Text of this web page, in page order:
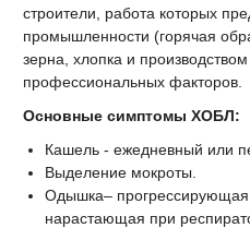
строители, работа которых
промышленности (горячая
зерна, хлопка и
профессиональных факторов.
Основные симптомы ХОБЛ:
Кашель - ежедневный или
Выделение мокроты.
Одышка–
нарастающая при